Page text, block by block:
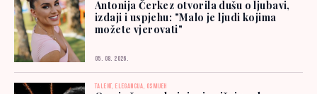
Antonija Čerkez otvorila dušu o ljubavi,
izdaji i uspjehu: "Malo je ljudi kojima
možete vjerovati"
05. 08. 2026.
TALENT, ELEGANCIJA, OSMIJEH